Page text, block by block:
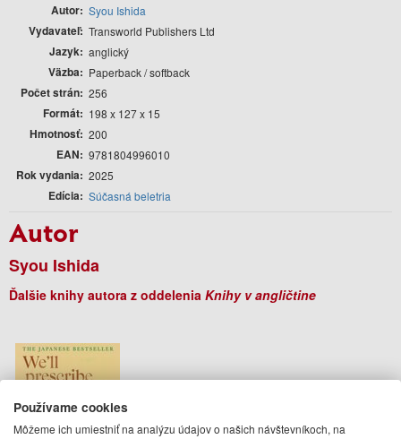
Autor Syou Ishida
Vydavateľ Transworld Publishers Ltd
Jazyk anglický
Väzba Paperback / softback
Počet strán 256
Formát 198 x 127 x 15
Hmotnosť 200
EAN 9781804996010
Rok vydania 2025
Edícia Súčasná beletria
Autor
Syou Ishida
Ďalšie knihy autora z oddelenia Knihy v angličtine
Používame cookies
Môžeme ich umiestniť na analýzu údajov o našich návštevníkoch, na